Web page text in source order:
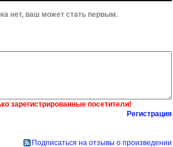
нет, ваш может стать первым.
зарегистрированные посетители!
Регистрация
Подписаться на отзывы о произведении